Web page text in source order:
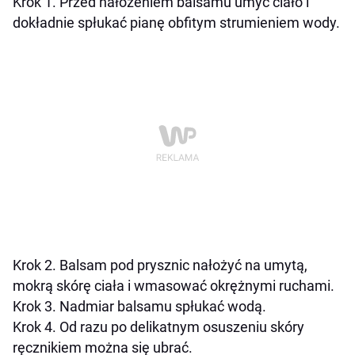
dokładnie spłukać pianę obfitym strumieniem wody.
Krok 2. Balsam pod prysznic nałożyć na umytą,
mokrą skórę ciała i wmasować okrężnymi ruchami.
Krok 3. Nadmiar balsamu spłukać wodą.
Krok 4. Od razu po delikatnym osuszeniu skóry
ręcznikiem można się ubrać.